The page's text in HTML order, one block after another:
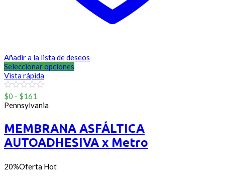
Añadir a la lista de deseos
Seleccionar opciones
Vista rápida
0
out
of
$0 - $161
de
desde
$0
hasta
$161
Pennsylvania
MEMBRANA ASFÁLTICA
AUTOADHESIVA x Metro
20%Oferta Hot